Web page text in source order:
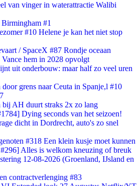
van vinger in waterattractie Walibi
#1
#10 Helene je kan het niet stop
/ SpaceX #87 Rondje oceaan
hem in 2028 opvolgt
uit onderbouw: maar half zo veel uren
grens naar Ceuta in Spanje,l #10
bij AH duurt straks 2x zo lang
Dying seconds van het seizoen!
dicht in Dordrecht, auto's zo snel
#318 Een klein kusje moet kunnen
Alles is welkom kneuzing of breuk
12-08-2026 (Groenland, IJsland en
contractverlenging #83